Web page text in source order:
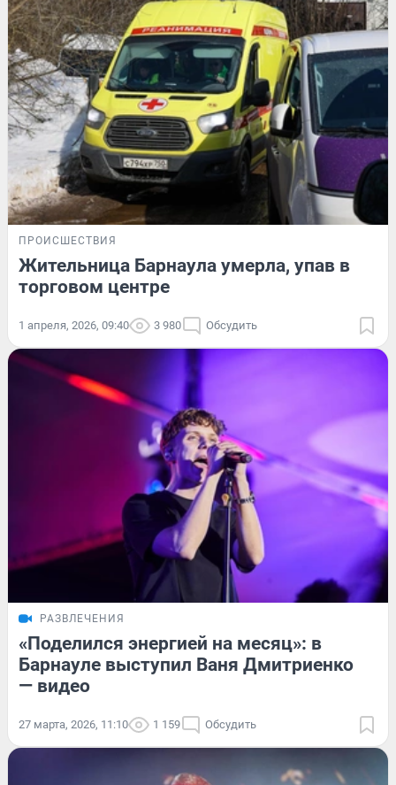
ПРОИСШЕСТВИЯ
Жительница Барнаула умерла, упав в
торговом центре
1 апреля, 2026, 09:40 3 980 Обсудить
РАЗВЛЕЧЕНИЯ
«Поделился энергией на месяц»: в
Барнауле выступил Ваня Дмитриенко
— видео
27 марта, 2026, 11:10 1 159 Обсудить